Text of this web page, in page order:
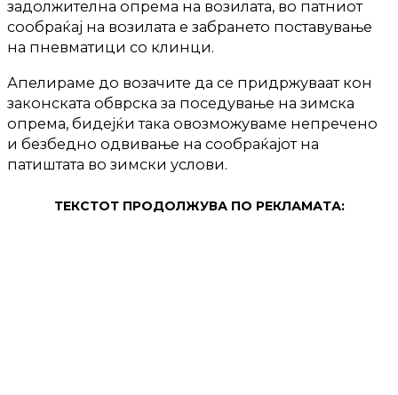
задолжителна опрема на возилата, во патниот
сообраќај на возилата е забрането поставување
на пневматици со клинци.
Апелираме до возачите да се придржуваат кон
законската обврска за поседување на зимска
опрема, бидејќи така овозможуваме непречено
и безбедно одвивање на сообраќајот на
патиштата во зимски услови.
ТЕКСТОТ ПРОДОЛЖУВА ПО РЕКЛАМАТА: